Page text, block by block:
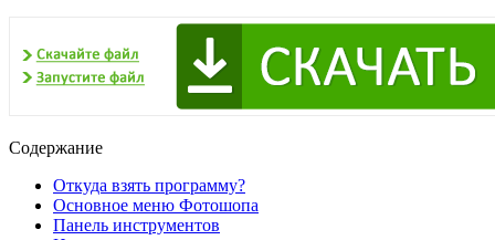
Содержание
Откуда взять программу?
Основное меню Фотошопа
Панель инструментов